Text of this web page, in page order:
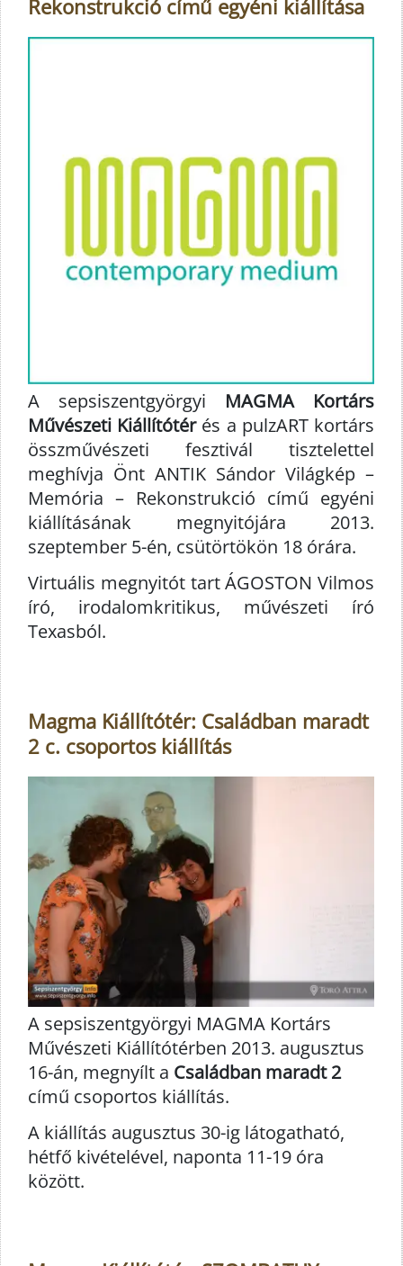
Rekonstrukció című egyéni kiállítása
A sepsiszentgyörgyi MAGMA Kortárs
Művészeti Kiállítótérés a pulzART kortárs
összművészeti fesztivál tisztelettel
meghívja Önt ANTIK Sándor Világkép –
Memória – Rekonstrukció című egyéni
kiállításának megnyitójára 2013.
szeptember 5-én, csütörtökön 18 órára.
Virtuális megnyitót tart ÁGOSTON Vilmos
író, irodalomkritikus, művészeti író
Texasból.
Magma Kiállítótér: Családban maradt
2 c. csoportos kiállítás
A sepsiszentgyörgyi MAGMA Kortárs
Művészeti Kiállítótérben 2013. augusztus
16-án, megnyílt a Családban maradt 2
című csoportos kiállítás.
A kiállítás augusztus 30-ig látogatható,
hétfő kivételével, naponta 11-19 óra
között.